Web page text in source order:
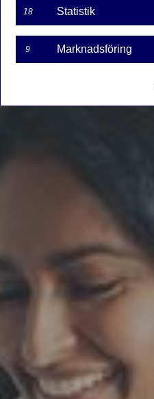
18 Statistik
9 Marknadsföring